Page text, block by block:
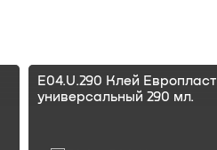
E04.U.290 Клей Европласт
универсальный 290 мл.